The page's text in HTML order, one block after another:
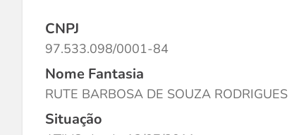
CNPJ
97.533.098/0001-84
Nome Fantasia
RUTE BARBOSA DE SOUZA RODRIGUES
Situação